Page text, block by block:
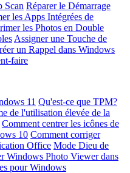
Scan Réparer le Démarrage
les Apps Intégrées de
les Photos en Double
Assigner une Touche de
un Rappel dans Windows
faire
11 Qu'est-ce que TPM?
de l'utilisation élevée de la
Comment centrer les icônes de
10 Comment corriger
Office Mode Dieu de
Windows Photo Viewer dans
pour Windows